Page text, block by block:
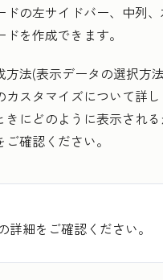
の左サイドバー、中列
を作成できます。
法(表示データの選択方
スタマイズについて詳し
にどのように表示される
確認ください。
詳細をご確認ください。